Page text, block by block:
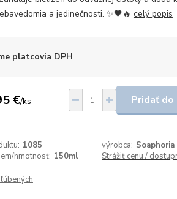
a jedinečnosti. ✨🖤🔥 celý popis
platcovia DPH
€/ks Pridať do
1085 výrobca: Soaphoria
hmotnosť: 150ml Strážiť cenu /